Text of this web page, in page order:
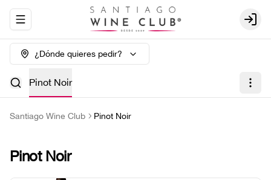
Abrir menu de navegación Login
¿Dónde quieres pedir?
Pinot Noir
Santiago Wine Club Pinot Noir
Pinot Noir